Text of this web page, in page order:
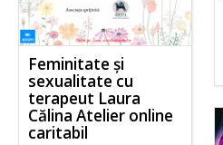
Feminitate și
sexualitate cu
terapeut Laura
Călina Atelier online
caritabil